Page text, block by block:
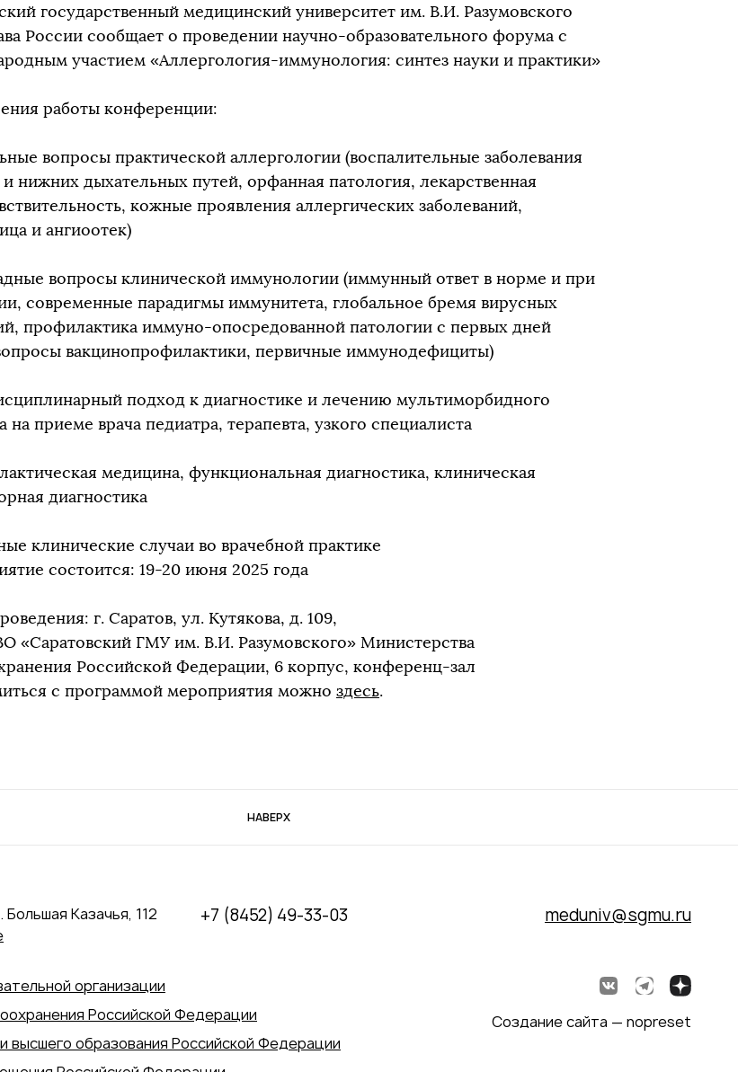
государственный медицинский университет им. В.И. Разумовского
России сообщает о проведении научно-образовательного форума с
участием «Аллергология-иммунология: синтез науки и практики»
работы конференции:
вопросы практической аллергологии (воспалительные заболевания
нижних дыхательных путей, орфанная патология, лекарственная
кожные проявления аллергических заболеваний,
и ангиоотек)
вопросы клинической иммунологии (иммунный ответ в норме и при
современные парадигмы иммунитета, глобальное бремя вирусных
профилактика иммуно-опосредованной патологии с первых дней
вакцинопрофилактики, первичные иммунодефициты)
подход к диагностике и лечению мультиморбидного
на приеме врача педиатра, терапевта, узкого специалиста
медицина, функциональная диагностика, клиническая
диагностика
клинические случаи во врачебной практике
состоится: 19-20 июня 2025 года
г. Саратов, ул. Кутякова, д. 109,
«Саратовский ГМУ им. В.И. Разумовского» Министерства
Российской Федерации, 6 корпус, конференц-зал
с программой мероприятия можно здесь.
НАВЕРХ
Большая Казачья, 112
+7 (8452) 49-33-03 meduniv@sgmu.ru
организации
Российской Федерации
высшего образования Российской Федерации
Создание сайта — nopreset